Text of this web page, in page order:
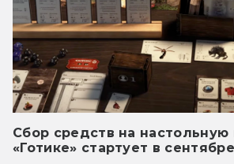
Сбор средств на настольную
«Готике» стартует в сентябре